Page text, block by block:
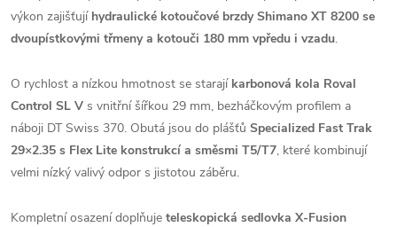
výkon zajišťují hydraulické kotoučové brzdy Shimano XT 8200 se
dvoupístkovými třmeny a kotouči 180 mm vpředu i vzadu.
O rychlost a nízkou hmotnost se starají karbonová kola Roval
Control SL V s vnitřní šířkou 29 mm, bezháčkovým profilem a
náboji DT Swiss 370. Obutá jsou do plášťů Specialized Fast Trak
29×2.35 s Flex Lite konstrukcí a směsmi T5/T7, které kombinují
velmi nízký valivý odpor s jistotou záběru.
Kompletní osazení doplňuje teleskopická sedlovka X-Fusion